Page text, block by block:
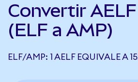
Convertir
(ELF a AMP)
ELF/AMP: 1 AELF EQUIVALE A